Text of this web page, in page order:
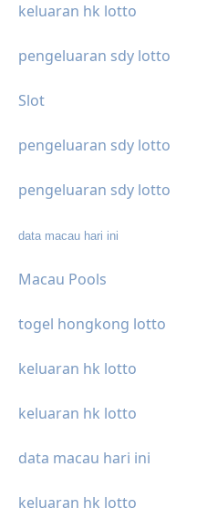
keluaran hk lotto
pengeluaran sdy lotto
Slot
pengeluaran sdy lotto
pengeluaran sdy lotto
data macau hari ini
Macau Pools
togel hongkong lotto
keluaran hk lotto
keluaran hk lotto
data macau hari ini
keluaran hk lotto